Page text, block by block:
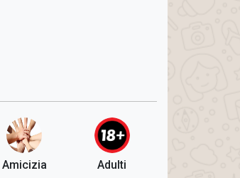
Amicizia Adulti